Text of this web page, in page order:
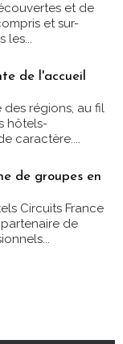
et de
et sur-
les...
de l'accueil
des régions, au fil
hôtels-
caractère....
de groupes en
Circuits France
partenaire de